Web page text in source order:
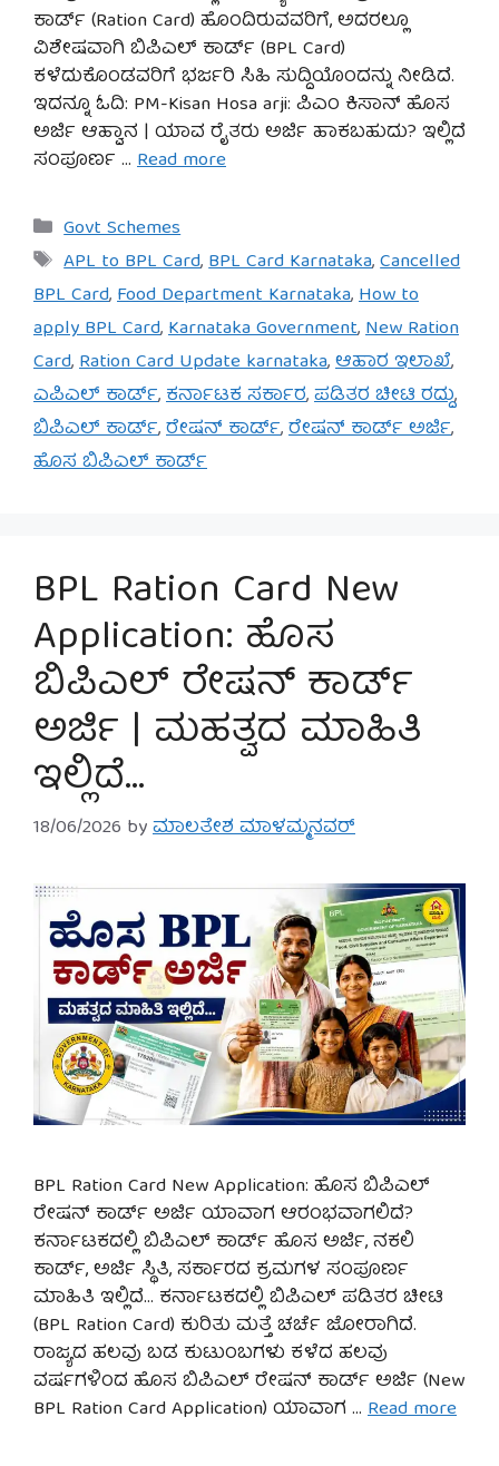
ಕಾರ್ಡ್ (Ration Card) ಹೊಂದಿರುವವರಿಗೆ, ಅದರಲ್ಲೂ
ವಿಶೇಷವಾಗಿ ಬಿಪಿಎಲ್ ಕಾರ್ಡ್ (BPL Card)
ಕಳೆದುಕೊಂಡವರಿಗೆ ಭರ್ಜರಿ ಸಿಹಿ ಸುದ್ದಿಯೊಂದನ್ನು ನೀಡಿದೆ.
ಇದನ್ನೂ ಓದಿ: PM-Kisan Hosa arji: ಪಿಎಂ ಕಿಸಾನ್ ಹೊಸ
ಅರ್ಜಿ ಆಹ್ವಾನ | ಯಾವ ರೈತರು ಅರ್ಜಿ ಹಾಕಬಹುದು? ಇಲ್ಲಿದೆ
ಸಂಪೂರ್ಣ … Read more
Categories
Govt Schemes
Tags
APL to BPL Card,BPL Card Karnataka,Cancelled
BPL Card,Food Department Karnataka,How to
apply BPL Card,Karnataka Government,New Ration
Card,Ration Card Update karnataka,ಆಹಾರ ಇಲಾಖೆ,
ಎಪಿಎಲ್ ಕಾರ್ಡ್,ಕರ್ನಾಟಕ ಸರ್ಕಾರ,ಪಡಿತರ ಚೀಟಿ ರದ್ದು,
ಬಿಪಿಎಲ್ ಕಾರ್ಡ್,ರೇಷನ್ ಕಾರ್ಡ್,ರೇಷನ್ ಕಾರ್ಡ್ ಅರ್ಜಿ,
ಹೊಸ ಬಿಪಿಎಲ್ ಕಾರ್ಡ್
BPL Ration Card New
Application: ಹೊಸ
ಬಿಪಿಎಲ್ ರೇಷನ್ ಕಾರ್ಡ್
ಅರ್ಜಿ | ಮಹತ್ವದ ಮಾಹಿತಿ
ಇಲ್ಲಿದೆ…
18/06/2026 byಮಾಲತೇಶ ಮಾಳಮ್ಮನವರ್
BPL Ration Card New Application: ಹೊಸ ಬಿಪಿಎಲ್
ರೇಷನ್ ಕಾರ್ಡ್ ಅರ್ಜಿ ಯಾವಾಗ ಆರಂಭವಾಗಲಿದೆ?
ಕರ್ನಾಟಕದಲ್ಲಿ ಬಿಪಿಎಲ್ ಕಾರ್ಡ್ ಹೊಸ ಅರ್ಜಿ, ನಕಲಿ
ಕಾರ್ಡ್, ಅರ್ಜಿ ಸ್ಥಿತಿ, ಸರ್ಕಾರದ ಕ್ರಮಗಳ ಸಂಪೂರ್ಣ
ಮಾಹಿತಿ ಇಲ್ಲಿದೆ… ಕರ್ನಾಟಕದಲ್ಲಿ ಬಿಪಿಎಲ್ ಪಡಿತರ ಚೀಟಿ
(BPL Ration Card) ಕುರಿತು ಮತ್ತೆ ಚರ್ಚೆ ಜೋರಾಗಿದೆ.
ರಾಜ್ಯದ ಹಲವು ಬಡ ಕುಟುಂಬಗಳು ಕಳೆದ ಹಲವು
ವರ್ಷಗಳಿಂದ ಹೊಸ ಬಿಪಿಎಲ್ ರೇಷನ್ ಕಾರ್ಡ್ ಅರ್ಜಿ (New
BPL Ration Card Application) ಯಾವಾಗ … Read more